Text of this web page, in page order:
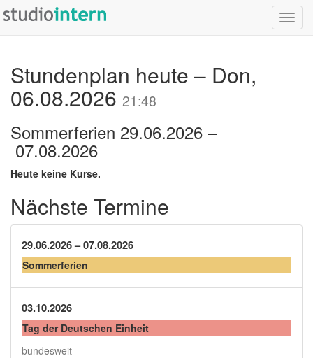
Stundenplan heute – Don,
06.08.2026 21:48
Sommerferien 29.06.2026 –
07.08.2026
Heute keine Kurse.
Nächste Termine
29.06.2026 – 07.08.2026
Sommerferien
03.10.2026
Tag der Deutschen Einheit
bundesweit